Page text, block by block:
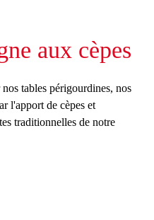
aux cèpes
tables périgourdines, nos
l'apport de cèpes et
traditionnelles de notre